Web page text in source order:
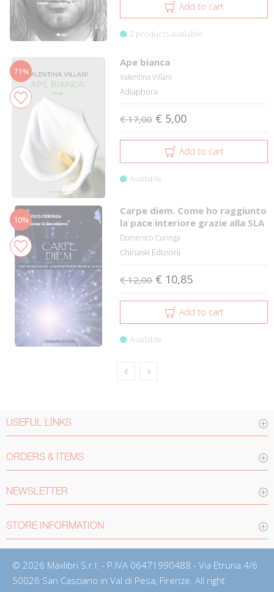
Add to cart
2 products available
71%
Ape bianca
Valentina Villani
Adiaphora
€ 17,00 € 5,00
Add to cart
Available
10%
Carpe diem. Come ho raggiunto
la pace interiore grazie alla SLA
Domenico Curinga
Chinaski Edizioni
€ 12,00 € 10,85
Add to cart
Available
USEFUL LINKS
ORDERS & ITEMS
NEWSLETTER
STORE INFORMATION
© 2026 Maxlibri S.r.l. - P.IVA 06471990488 - Via Etruria 4/6
50026 San Casciano in Val di Pesa, Firenze. All right